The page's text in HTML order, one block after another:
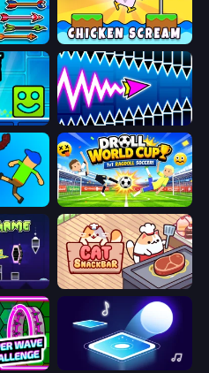
Chicken Scream
Wave Dash: Geometry Arrow
Droll World Cup
Cat Snack Bar
Tile Jumper 3D